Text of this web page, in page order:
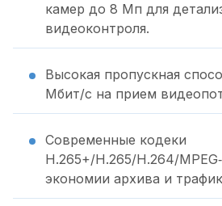
камер до 8 Мп для
видеоконтроля.
Высокая пропускная
Мбит/с на прием
Современные кодеки
H.265+/H.265/H.264/
экономии архива и